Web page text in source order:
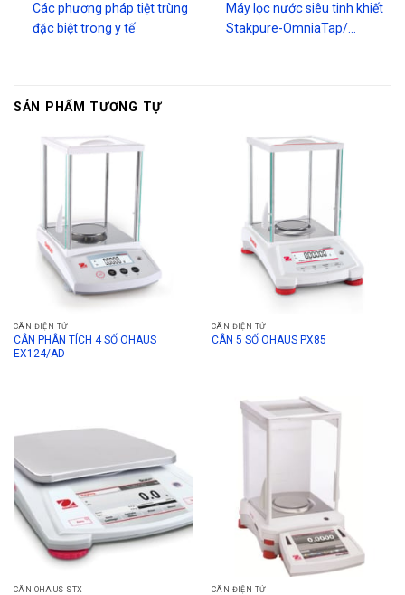
Các phương pháp tiệt trùng
đặc biệt trong y tế
Máy lọc nước siêu tinh khiết
Stakpure-OmniaTap/…
SẢN PHẨM TƯƠNG TỰ
CÂN ĐIỆN TỬ
CÂN PHÂN TÍCH 4 SỐ OHAUS
EX124/AD
CÂN ĐIỆN TỬ
CÂN 5 SỐ OHAUS PX85
CÂN OHAUS STX CÂN ĐIỆN TỬ